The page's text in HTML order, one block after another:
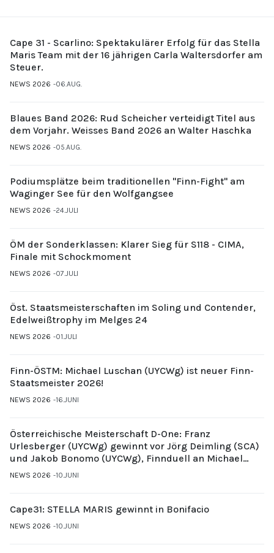
Cape 31 - Scarlino: Spektakulärer Erfolg für das Stella
Maris Team mit der 16 jährigen Carla Waltersdorfer am
Steuer.
NEWS 2026 06.AUG.
Blaues Band 2026: Rud Scheicher verteidigt Titel aus
dem Vorjahr. Weisses Band 2026 an Walter Haschka
NEWS 2026 05.AUG.
Podiumsplätze beim traditionellen "Finn-Fight" am
Waginger See für den Wolfgangsee
NEWS 2026 24.JULI
ÖM der Sonderklassen: Klarer Sieg für S118 - CIMA,
Finale mit Schockmoment
NEWS 2026 07.JULI
Öst. Staatsmeisterschaften im Soling und Contender,
Edelweißtrophy im Melges 24
NEWS 2026 01.JULI
Finn-ÖSTM: Michael Luschan (UYCWg) ist neuer Finn-
Staatsmeister 2026!
NEWS 2026 16.JUNI
Österreichische Meisterschaft D-One: Franz
Urlesberger (UYCWg) gewinnt vor Jörg Deimling (SCA)
und Jakob Bonomo (UYCWg), Finnduell an Michael
Gubi (UYCMo)
NEWS 2026 10.JUNI
Cape31: STELLA MARIS gewinnt in Bonifacio
NEWS 2026 10.JUNI